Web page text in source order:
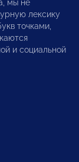
мы не
лексику
точками,
и социальной